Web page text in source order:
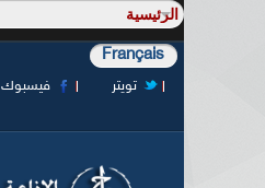
Français
فيسبوك
تويتر